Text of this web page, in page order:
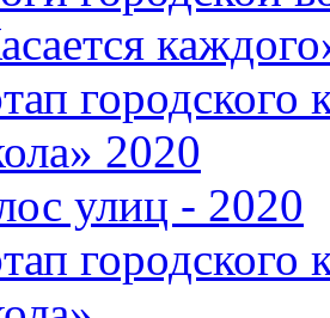
городского
2020
улиц - 2020
городского